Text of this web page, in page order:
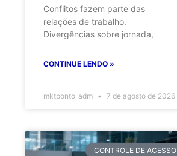
Conflitos fazem parte das
relações de trabalho.
Divergências sobre jornada,
CONTINUE LENDO »
mktponto_adm 7 de agosto de 2026
CONTROLE DE ACESSO